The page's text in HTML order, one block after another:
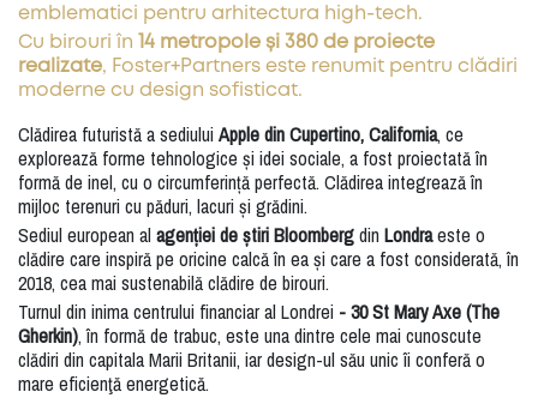
emblematici pentru arhitectura high-tech.
Cu birouri în
14 metropole și 380 de proiecte
realizate, Foster+Partners este renumit pentru clădiri
moderne cu design sofisticat.
Clădirea futuristă a sediului Apple din Cupertino, California, ce
explorează forme tehnologice și idei sociale, a fost proiectată în
formă de inel, cu o circumferință perfectă. Clădirea integrează în
mijloc terenuri cu păduri, lacuri și grădini.
Sediul european al agenției de știri Bloombergdin Londraeste o
clădire care inspiră pe oricine calcă în ea și care a fost considerată, în
2018, cea mai sustenabilă clădire de birouri.
Turnul din inima centrului financiar al Londrei - 30 St Mary Axe (The
Gherkin), în formă de trabuc, este una dintre cele mai cunoscute
clădiri din capitala Marii Britanii, iar design-ul său unic îi conferă o
mare eficienţă energetică.